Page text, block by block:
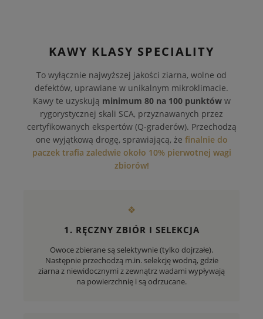
KAWY KLASY SPECIALITY
To wyłącznie najwyższej jakości ziarna, wolne od
defektów, uprawiane w unikalnym mikroklimacie.
Kawy te uzyskują minimum 80 na 100 punktóww
rygorystycznej skali SCA, przyznawanych przez
certyfikowanych ekspertów (Q-graderów). Przechodzą
one wyjątkową drogę, sprawiającą, że finalnie do
paczek trafia zaledwie około 10% pierwotnej wagi
zbiorów!
❖
1. RĘCZNY ZBIÓR I SELEKCJA
Owoce zbierane są selektywnie (tylko dojrzałe).
Następnie przechodzą m.in. selekcję wodną, gdzie
ziarna z niewidocznymi z zewnątrz wadami wypływają
na powierzchnię i są odrzucane.